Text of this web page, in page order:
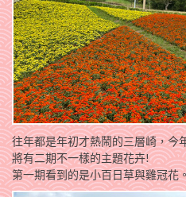
往年都是年初才熱鬧的三層崎，今
將有二期不一樣的主題花卉!
第一期看到的是小百日草與雞冠花